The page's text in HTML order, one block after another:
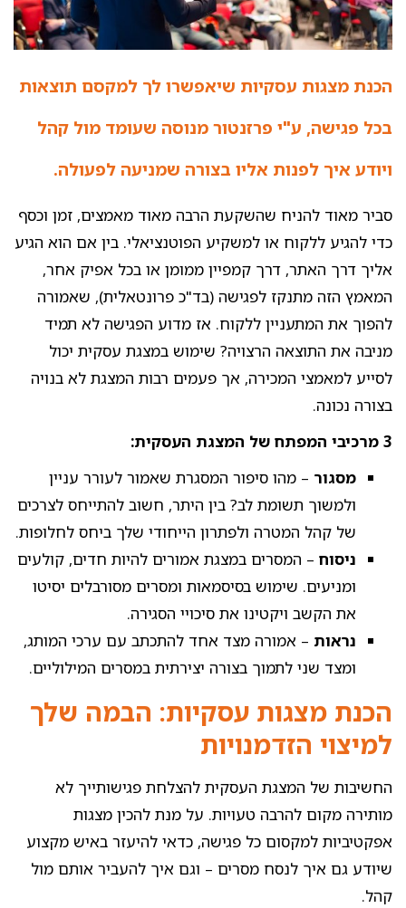
הכנת מצגות עסקיות שיאפשרו לך למקסם תוצאות
בכל פגישה, ע"י פרזנטור מנוסה שעומד מול קהל
ויודע איך לפנות אליו בצורה שמניעה לפעולה.
סביר מאוד להניח שהשקעת הרבה מאוד מאמצים, זמן וכסף
כדי להגיע ללקוח או למשקיע הפוטנציאלי. בין אם הוא הגיע
אליך דרך האתר, דרך קמפיין ממומן או בכל אפיק אחר,
המאמץ הזה מתנקז לפגישה (בד"כ פרונטאלית), שאמורה
להפוך את המתעניין ללקוח. אז מדוע הפגישה לא תמיד
מניבה את התוצאה הרצויה? שימוש במצגת עסקית יכול
לסייע למאמצי המכירה, אך פעמים רבות המצגת לא בנויה
בצורה נכונה.
3 מרכיבי המפתח של המצגת העסקית:
מסגור – מהו סיפור המסגרת שאמור לעורר עניין
ולמשוך תשומת לב? בין היתר, חשוב להתייחס לצרכים
של קהל המטרה ולפתרון הייחודי שלך ביחס לחלופות.
ניסוח – המסרים במצגת אמורים להיות חדים, קולעים
ומניעים. שימוש בסיסמאות ומסרים מסורבלים יסיטו
את הקשב ויקטינו את סיכויי הסגירה.
נראות – אמורה מצד אחד להתכתב עם ערכי המותג,
ומצד שני לתמוך בצורה יצירתית במסרים המילוליים.
הכנת מצגות עסקיות: הבמה שלך
למיצוי הזדמנויות
החשיבות של המצגת העסקית להצלחת פגישותייך לא
מותירה מקום להרבה טעויות. על מנת להכין מצגות
אפקטיביות למקסום כל פגישה, כדאי להיעזר באיש מקצוע
שיודע גם איך לנסח מסרים – וגם איך להעביר אותם מול
קהל.